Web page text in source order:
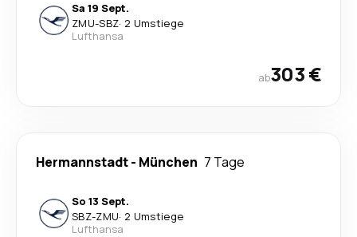
Sa 19 Sept.
ZMU-SBZ· 2 Umstiege
Lufthansa
ab303 €
Hermannstadt- München 7 Tage
So 13 Sept.
SBZ-ZMU· 2 Umstiege
Lufthansa